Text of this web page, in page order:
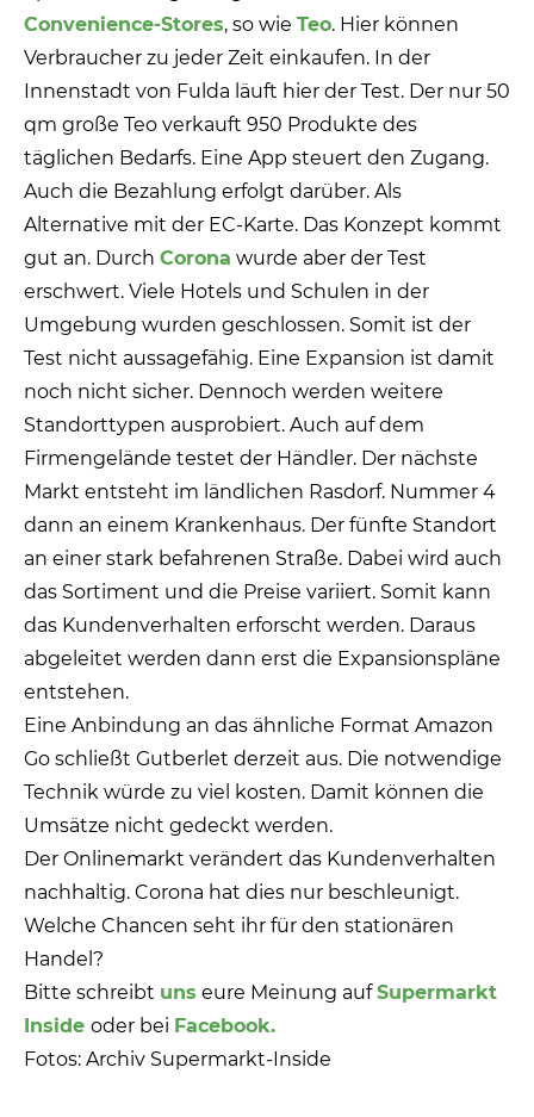
Convenience-Stores, so wie Teo. Hier können
Verbraucher zu jeder Zeit einkaufen. In der
Innenstadt von Fulda läuft hier der Test. Der nur 50
qm große Teo verkauft 950 Produkte des
täglichen Bedarfs. Eine App steuert den Zugang.
Auch die Bezahlung erfolgt darüber. Als
Alternative mit der EC-Karte. Das Konzept kommt
gut an. Durch Corona wurde aber der Test
erschwert. Viele Hotels und Schulen in der
Umgebung wurden geschlossen. Somit ist der
Test nicht aussagefähig. Eine Expansion ist damit
noch nicht sicher. Dennoch werden weitere
Standorttypen ausprobiert. Auch auf dem
Firmengelände testet der Händler. Der nächste
Markt entsteht im ländlichen Rasdorf. Nummer 4
dann an einem Krankenhaus. Der fünfte Standort
an einer stark befahrenen Straße. Dabei wird auch
das Sortiment und die Preise variiert. Somit kann
das Kundenverhalten erforscht werden. Daraus
abgeleitet werden dann erst die Expansionspläne
entstehen.
Eine Anbindung an das ähnliche Format Amazon
Go schließt Gutberlet derzeit aus. Die notwendige
Technik würde zu viel kosten. Damit können die
Umsätze nicht gedeckt werden.
Der Onlinemarkt verändert das Kundenverhalten
nachhaltig. Corona hat dies nur beschleunigt.
Welche Chancen seht ihr für den stationären
Handel?
Bitte schreibt uns eure Meinung aufSupermarkt
Inside oder bei Facebook.
Fotos: Archiv Supermarkt-Inside